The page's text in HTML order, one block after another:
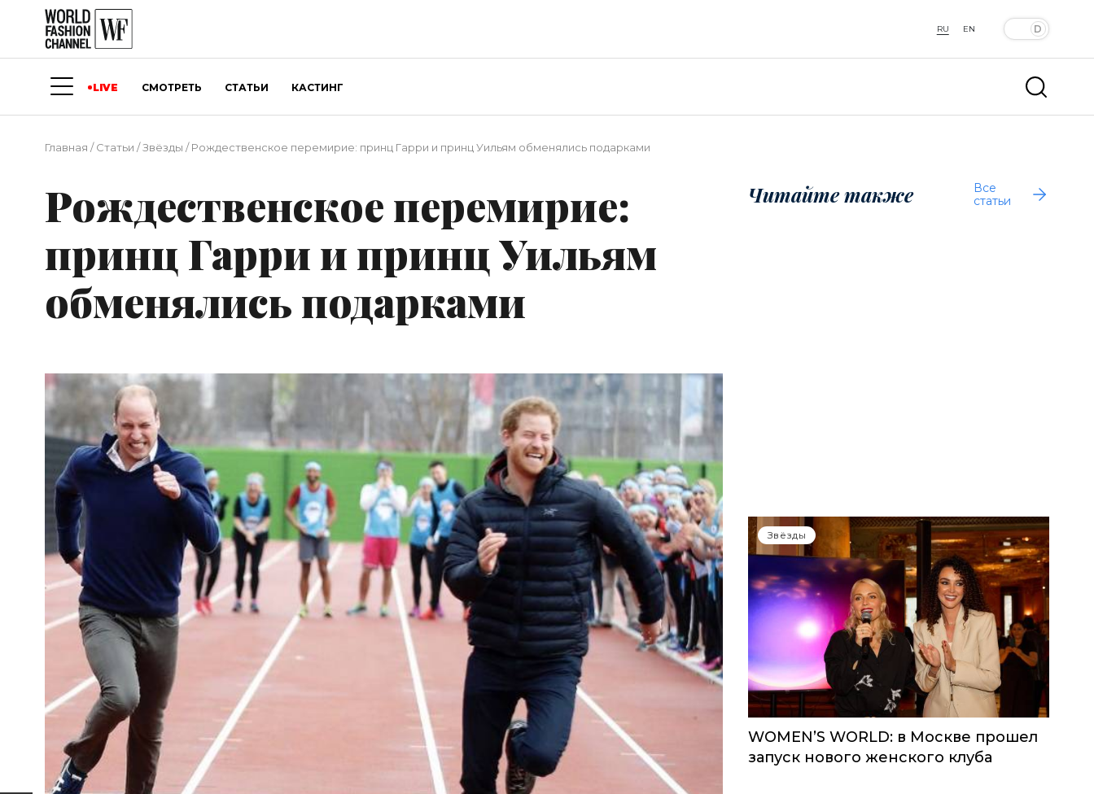
RU EN
LIVE СМОТРЕТЬ СТАТЬИ КАСТИНГ
Главная /Статьи /Звёзды /Рождественское перемирие: принц Гарри и принц Уильям обменялись подарками
Рождественское перемирие:
принц Гарри и принц Уильям
обменялись подарками
Читайте также
Все
статьи
Звёзды
WOMEN’S WORLD: в Москве прошел
запуск нового женского клуба